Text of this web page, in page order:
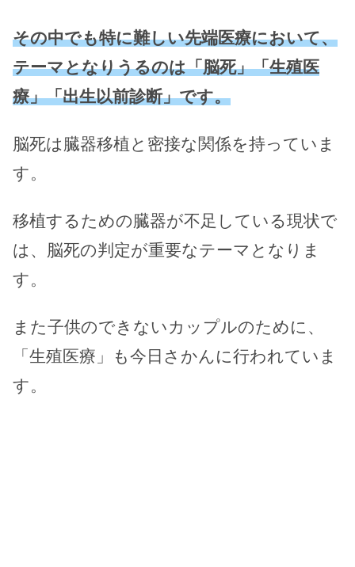
その中でも特に難しい先端医療において、
テーマとなりうるのは「脳死」「生殖医
療」「出生以前診断」です。
脳死は臓器移植と密接な関係を持っていま
す。
移植するための臓器が不足している現状で
は、脳死の判定が重要なテーマとなりま
す。
また子供のできないカップルのために、
「生殖医療」も今日さかんに行われていま
す。